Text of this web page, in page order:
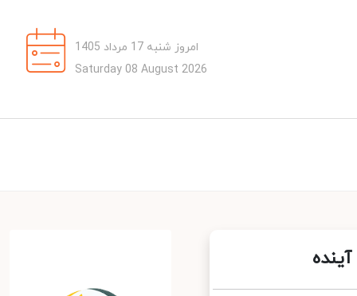
امروز شنبه 17 مرداد 1405
Saturday 08 August 2026